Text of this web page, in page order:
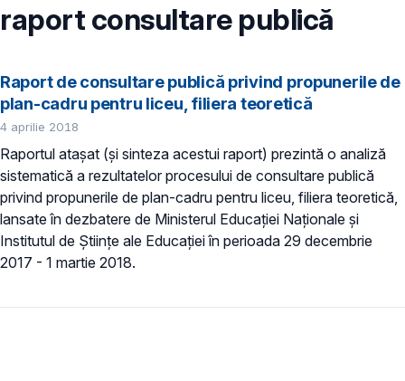
raport consultare publică
Raport de consultare publică privind propunerile de
plan-cadru pentru liceu, filiera teoretică
4 aprilie 2018
Raportul atașat (și sinteza acestui raport) prezintă o analiză
sistematică a rezultatelor procesului de consultare publică
privind propunerile de plan-cadru pentru liceu, filiera teoretică,
lansate în dezbatere de Ministerul Educației Naționale și
Institutul de Științe ale Educației în perioada 29 decembrie
2017 - 1 martie 2018.